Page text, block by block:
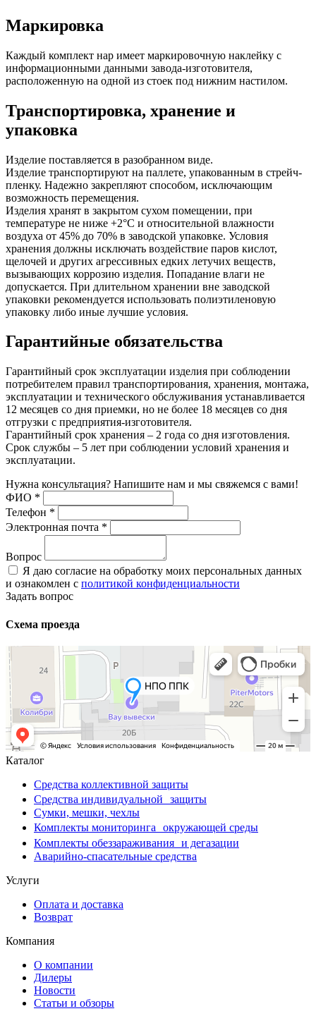
Маркировка
Каждый комплект нар имеет маркировочную наклейку с
информационными данными завода-изготовителя,
расположенную на одной из стоек под нижним настилом.
Транспортировка, хранение и
упаковка
Изделие поставляется в разобранном виде.
Изделие транспортируют на паллете, упакованным в стрейч-
пленку. Надежно закрепляют способом, исключающим
возможность перемещения.
Изделия хранят в закрытом сухом помещении, при
температуре не ниже +2°С и относительной влажности
воздуха от 45% до 70% в заводской упаковке. Условия
хранения должны исключать воздействие паров кислот,
щелочей и других агрессивных едких летучих веществ,
вызывающих коррозию изделия. Попадание влаги не
допускается. При длительном хранении вне заводской
упаковки рекомендуется использовать полиэтиленовую
упаковку либо иные лучшие условия.
Гарантийные обязательства
Гарантийный срок эксплуатации изделия при соблюдении
потребителем правил транспортирования, хранения, монтажа,
эксплуатации и технического обслуживания устанавливается
12 месяцев со дня приемки, но не более 18 месяцев со дня
отгрузки с предприятия-изготовителя.
Гарантийный срок хранения – 2 года со дня изготовления.
Срок службы – 5 лет при соблюдении условий хранения и
эксплуатации.
Нужна консультация? Напишите нам и мы свяжемся с вами!
ФИО *
Телефон *
Электронная почта *
Вопрос
Я даю согласие на обработку моих персональных данных
и ознакомлен с политикой конфиденциальности
Задать вопрос
Схема проезда
Каталог
Средства коллективной защиты
Средства индивидуальной защиты
Сумки, мешки, чехлы
Комплекты мониторинга окружающей среды
Комплекты обеззараживания и дегазации
Аварийно-спасательные средства
Услуги
Оплата и доставка
Возврат
Компания
О компании
Дилеры
Новости
Статьи и обзоры